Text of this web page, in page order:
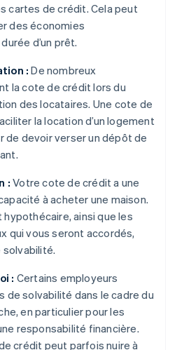
cartes de crédit. Cela peut
des économies
d’un prêt.
: De nombreux
la cote de crédit lors du
des locataires. Une cote de
la location d’un logement
de devoir verser un dépôt de
: Votre cote de crédit a une
à acheter une maison.
hypothécaire, ainsi que les
qui vous seront accordés,
: Certains employeurs
de solvabilité dans le cadre du
en particulier pour les
responsabilité financière.
crédit peut parfois nuire à